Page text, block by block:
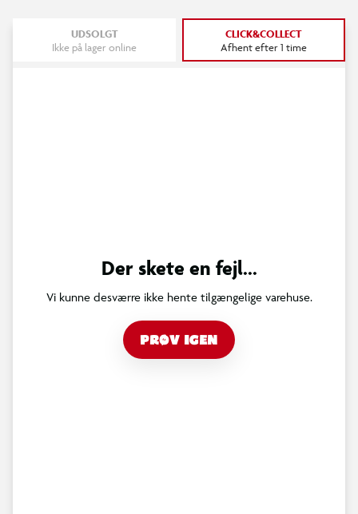
UDSOLGT
Ikke på lager online
CLICK&COLLECT
Afhent efter 1 time
Der skete en fejl...
Vi kunne desværre ikke hente tilgængelige varehuse.
PRØV IGEN